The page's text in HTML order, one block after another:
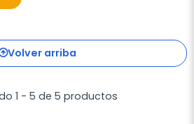
Volver arriba
1 - 5 de 5 productos